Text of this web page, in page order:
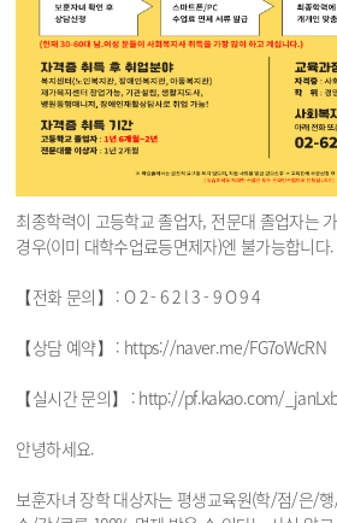
최종학력이 고등학교 졸업자, 전문대 졸업자는
경우(이미 대학수업료등면제자)엔 불가능합니다.
【전화 문의】 : O 2 - 6 2 l 3 - 9 O 9 4
【상담 예약】 : https://naver.me/FG7oWcRN
【실시간 문의】 : http://pf.kakao.com/
안녕하세요.
보훈자녀 장학 대상자는 평생교육원(학/점/은/